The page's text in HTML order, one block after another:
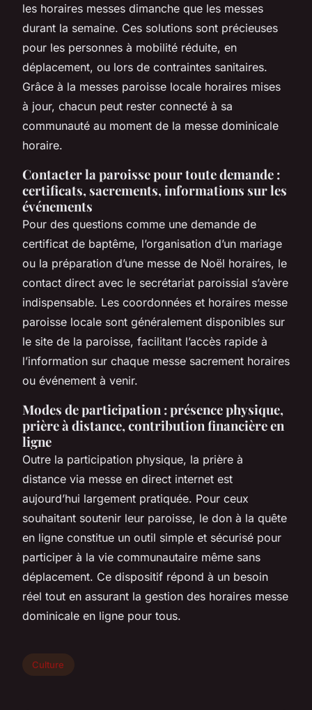
les horaires messes dimanche que les messes
durant la semaine. Ces solutions sont précieuses
pour les personnes à mobilité réduite, en
déplacement, ou lors de contraintes sanitaires.
Grâce à la messes paroisse locale horaires mises
à jour, chacun peut rester connecté à sa
communauté au moment de la messe dominicale
horaire.
Contacter la paroisse pour toute demande :
certificats, sacrements, informations sur les
événements
Pour des questions comme une demande de
certificat de baptême, l’organisation d’un mariage
ou la préparation d’une messe de Noël horaires, le
contact direct avec le secrétariat paroissial s’avère
indispensable. Les coordonnées et horaires messe
paroisse locale sont généralement disponibles sur
le site de la paroisse, facilitant l’accès rapide à
l’information sur chaque messe sacrement horaires
ou événement à venir.
Modes de participation : présence physique,
prière à distance, contribution financière en
ligne
Outre la participation physique, la prière à
distance via messe en direct internet est
aujourd’hui largement pratiquée. Pour ceux
souhaitant soutenir leur paroisse, le don à la quête
en ligne constitue un outil simple et sécurisé pour
participer à la vie communautaire même sans
déplacement. Ce dispositif répond à un besoin
réel tout en assurant la gestion des horaires messe
dominicale en ligne pour tous.
Culture